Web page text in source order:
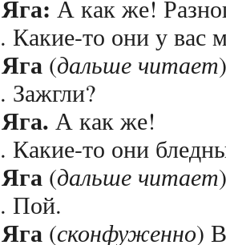
А как же!
. Какие-то они у вас
(дальше читает
. Зажгли?
А как же!
. Какие-то они
(дальше читает
. Пой.
(сконфуженно)